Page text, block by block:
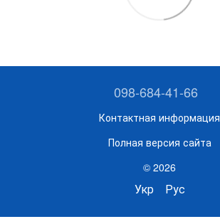
098-684-41-66
Контактная информация
Полная версия сайта
© 2026
Укр Рус